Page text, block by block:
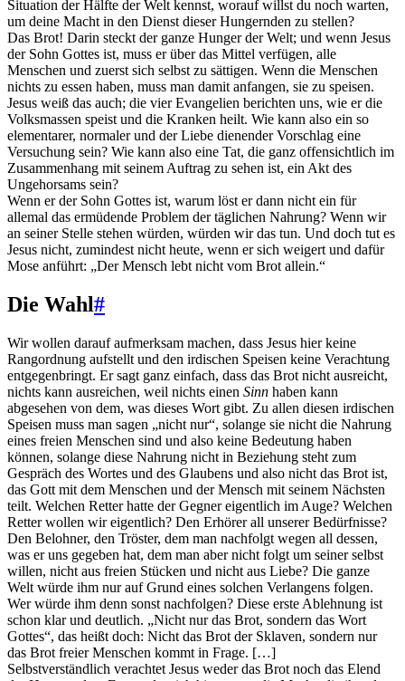
Situation der Hälfte der Welt kennst, worauf willst du noch warten,
um deine Macht in den Dienst dieser Hungernden zu stellen?
Das Brot! Darin steckt der ganze Hunger der Welt; und wenn Jesus
der Sohn Gottes ist, muss er über das Mittel verfügen, alle
Menschen und zuerst sich selbst zu sättigen. Wenn die Menschen
nichts zu essen haben, muss man damit anfangen, sie zu speisen.
Jesus weiß das auch; die vier Evangelien berichten uns, wie er die
Volksmassen speist und die Kranken heilt. Wie kann also ein so
elementarer, normaler und der Liebe dienender Vorschlag eine
Versuchung sein? Wie kann also eine Tat, die ganz offensichtlich im
Zusammenhang mit seinem Auftrag zu sehen ist, ein Akt des
Ungehorsams sein?
Wenn er der Sohn Gottes ist, warum löst er dann nicht ein für
allemal das ermüdende Problem der täglichen Nahrung? Wenn wir
an seiner Stelle stehen würden, würden wir das tun. Und doch tut es
Jesus nicht, zumindest nicht heute, wenn er sich weigert und dafür
Mose anführt: „Der Mensch lebt nicht vom Brot allein.“
Die Wahl#
Wir wollen darauf aufmerksam machen, dass Jesus hier keine
Rangordnung aufstellt und den irdischen Speisen keine Verachtung
entgegenbringt. Er sagt ganz einfach, dass das Brot nicht ausreicht,
nichts kann ausreichen, weil nichts einen Sinn haben kann
abgesehen von dem, was dieses Wort gibt. Zu allen diesen irdischen
Speisen muss man sagen „nicht nur“, solange sie nicht die Nahrung
eines freien Menschen sind und also keine Bedeutung haben
können, solange diese Nahrung nicht in Beziehung steht zum
Gespräch des Wortes und des Glaubens und also nicht das Brot ist,
das Gott mit dem Menschen und der Mensch mit seinem Nächsten
teilt. Welchen Retter hatte der Gegner eigentlich im Auge? Welchen
Retter wollen wir eigentlich? Den Erhörer all unserer Bedürfnisse?
Den Belohner, den Tröster, dem man nachfolgt wegen all dessen,
was er uns gegeben hat, dem man aber nicht folgt um seiner selbst
willen, nicht aus freien Stücken und nicht aus Liebe? Die ganze
Welt würde ihm nur auf Grund eines solchen Verlangens folgen.
Wer würde ihm denn sonst nachfolgen? Diese erste Ablehnung ist
schon klar und deutlich. „Nicht nur das Brot, sondern das Wort
Gottes“, das heißt doch: Nicht das Brot der Sklaven, sondern nur
das Brot freier Menschen kommt in Frage. […]
Selbstverständlich verachtet Jesus weder das Brot noch das Elend